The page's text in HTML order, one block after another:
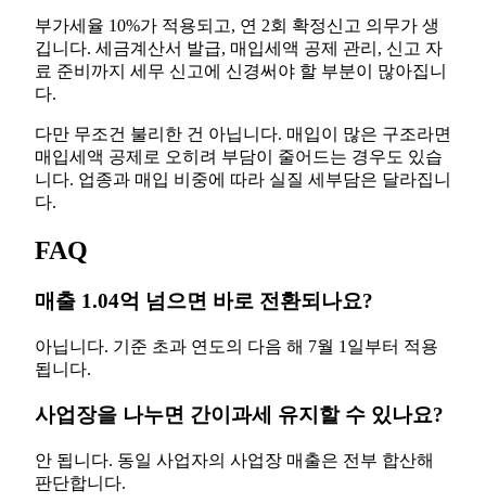
부가세율 10%가 적용되고, 연 2회 확정신고 의무가 생
깁니다. 세금계산서 발급, 매입세액 공제 관리, 신고 자
료 준비까지 세무 신고에 신경써야 할 부분이 많아집니
다.
다만 무조건 불리한 건 아닙니다. 매입이 많은 구조라면
매입세액 공제로 오히려 부담이 줄어드는 경우도 있습
니다. 업종과 매입 비중에 따라 실질 세부담은 달라집니
다.
FAQ
매출 1.04억 넘으면 바로 전환되나요?
아닙니다. 기준 초과 연도의 다음 해 7월 1일부터 적용
됩니다.
사업장을 나누면 간이과세 유지할 수 있나요?
안 됩니다. 동일 사업자의 사업장 매출은 전부 합산해
판단합니다.